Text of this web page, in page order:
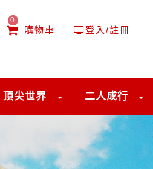
購物車
0
登入/註冊
頂尖世界 二人成行